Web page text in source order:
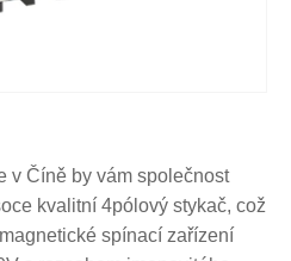
v Číně by vám společnost
kvalitní 4pólový stykač, což
spínací zařízení